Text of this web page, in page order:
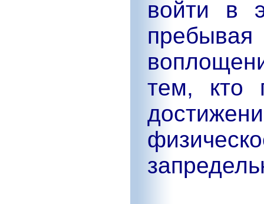
войти в
тем, кто